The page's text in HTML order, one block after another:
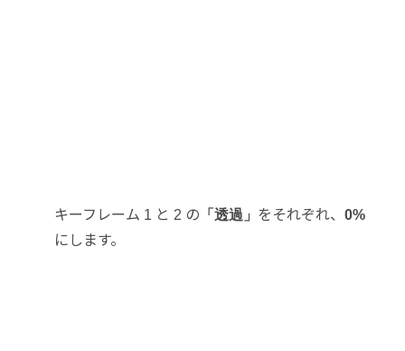
キーフレーム 1 と 2 の 「透過」 をそれぞれ、 0%
にします。